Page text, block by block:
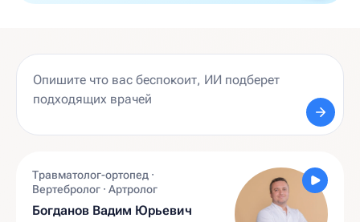
Травматолог-ортопед ·
Вертебролог · Артролог
Богданов Вадим Юрьевич